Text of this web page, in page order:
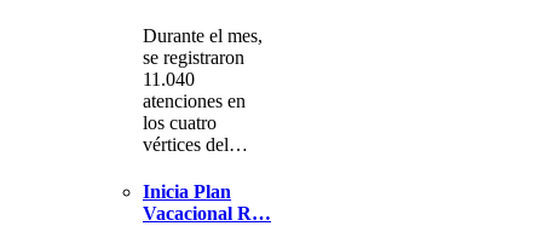
Durante el mes,
se registraron
11.040
atenciones en
los cuatro
vértices del…
Inicia Plan
Vacacional R…